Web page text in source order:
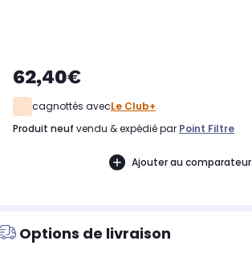
62,40€
cagnottés avecLe Club+
produit neuf vendu & expédié par Point Filtre
Ajouter au comparateur
Options de livraison